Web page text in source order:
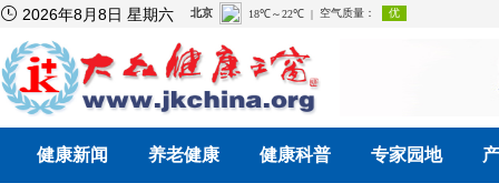
 2026年8月8日 星期六
健康新闻 养老健康 健康科普 专家园地